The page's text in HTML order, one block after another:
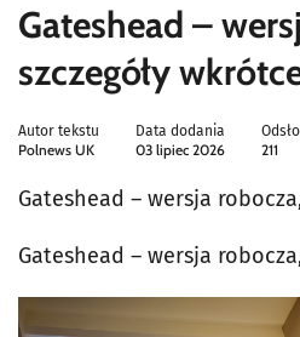
Gateshead –
szczegóły
Autor tekstu
Polnews UK
Data dodania
03 lipiec 2026 211
Gateshead – wersja
Gateshead – wersja